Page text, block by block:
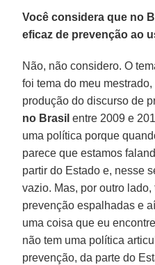
Você considera que no
eficaz de prevenção ao
Não, não considero. O
foi tema do meu
produção do discurso de
no Brasil entre 2009 e
uma política porque
parece que estamos
partir do Estado e, nesse
vazio. Mas, por outro
prevenção espalhadas e
uma coisa que eu
não tem uma política
prevenção, da parte do